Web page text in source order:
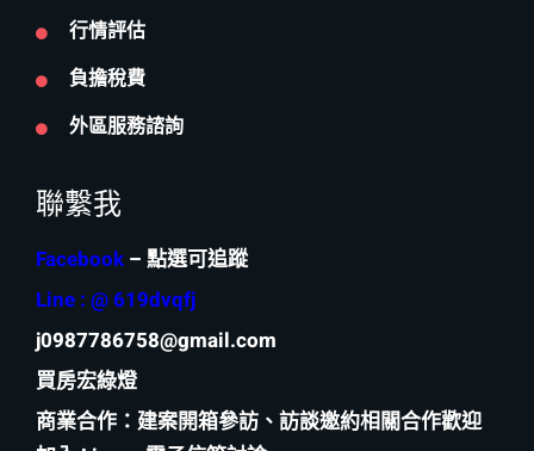
行情評估
負擔稅費
外區服務諮詢
聯繫我
Facebook – 點選可追蹤
Line : @ 619dvqfj
j0987786758@gmail.com
買房宏綠燈
商業合作 ：建案開箱參訪、訪談邀約相關合作歡迎